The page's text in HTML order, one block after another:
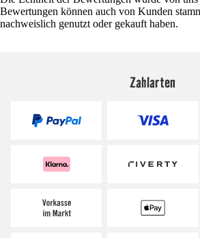
Bewertungen können auch von Kunden
nachweislich genutzt oder gekauft haben.
Zahlarten